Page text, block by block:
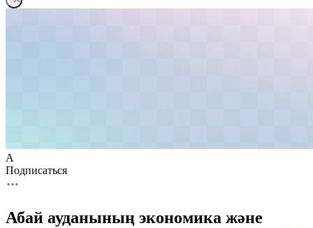
А
Подписаться
Абай ауданының экономика және